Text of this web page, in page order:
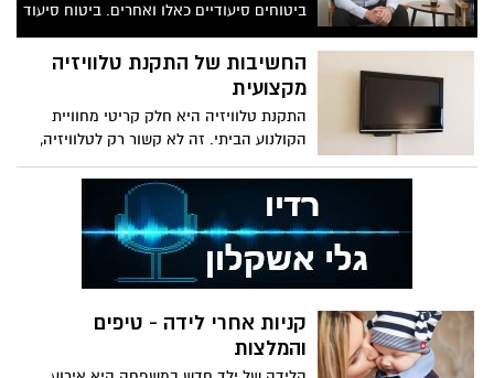
ביטוחים סיעודיים כאלו ואחרים. ביטוח סיעוד
נועד להגן עלינו ועל עתידנו הכלכלי במצב בו
נדרש לעזרה סיעודית . יש לא מעט מקרים,
בהם מבוטחים רבים שהגישו תביעת סיעוד
מוצאים את עצמם מול דחייה של חברות
הביטוח בטענות שונות ומגוונות.
החשיבות של התקנת טלוויזיה
מקצועית
התקנת טלוויזיה היא חלק קריטי מחוויית
הקולנוע הביתי. זה לא קשור רק לטלוויזיה,
אלא גם להתקין אותה בצורה הנכונה. הנה
כמה עצות שיעזרו לך למצוא את חברת
התקנת הטלוויזיה הטובה ביותר.
קניות אחרי לידה - טיפים
והמלצות